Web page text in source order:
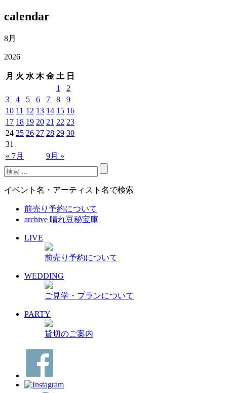
calendar
8月
2026
月 火 水 木 金 土 日
« 7月 9月 »
1
2
3
4 5 6 7 8
9
10 11 12 13 14 15 16
17 18 19 20 21 22 23
24 25 26 27 28 29 30
31
イベント名・アーティスト名で検索
前売り予約について
archive 晴れ豆秘宝庫
LIVE
前売り予約について
WEDDING
ご見学・プランについて
PARTY
貸切のご案内